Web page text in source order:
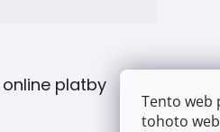
Tento web
tohoto
platby